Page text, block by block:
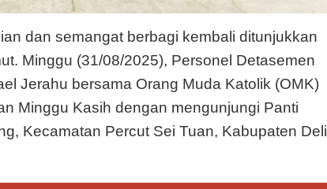
dan semangat berbagi kembali ditunjukkan
Minggu (31/08/2025), Personel Detasemen
Jerahu bersama Orang Muda Katolik (OMK)
Minggu Kasih dengan mengunjungi Panti
Kecamatan Percut Sei Tuan, Kabupaten Deli